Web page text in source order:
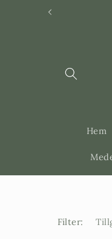
Svenska
Hem
Filter: